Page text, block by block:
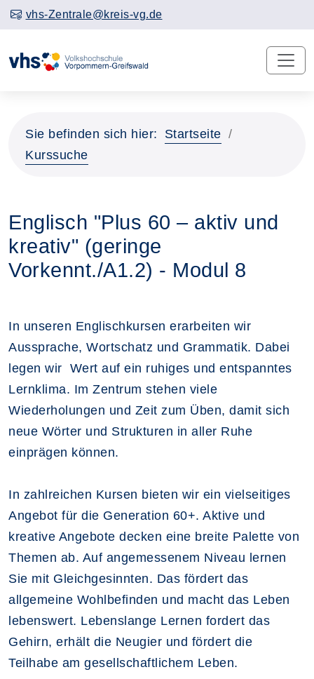
vhs-Zentrale@kreis-vg.de
Sie befinden sich hier:
Startseite
Kurssuche
Englisch "Plus 60 – aktiv und
kreativ" (geringe
Vorkennt./A1.2) - Modul 8
In unseren Englischkursen erarbeiten wir
Aussprache, Wortschatz und Grammatik. Dabei
legen wir Wert auf ein ruhiges und entspanntes
Lernklima. Im Zentrum stehen viele
Wiederholungen und Zeit zum Üben, damit sich
neue Wörter und Strukturen in aller Ruhe
einprägen können.
In zahlreichen Kursen bieten wir ein vielseitiges
Angebot für die Generation 60+. Aktive und
kreative Angebote decken eine breite Palette von
Themen ab. Auf angemessenem Niveau lernen
Sie mit Gleichgesinnten. Das fördert das
allgemeine Wohlbefinden und macht das Leben
lebenswert. Lebenslange Lernen fordert das
Gehirn, erhält die Neugier und fördert die
Teilhabe am gesellschaftlichem Leben.